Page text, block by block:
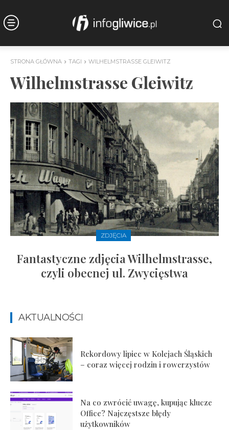
STRONA GŁÓWNA TAGI WILHELMSTRASSE GLEIWITZ
Wilhelmstrasse Gleiwitz
ZDJĘCIA
Fantastyczne zdjęcia Wilhelmstrasse,
czyli obecnej ul. Zwycięstwa
AKTUALNOŚCI
Rekordowy lipiec w Kolejach Śląskich
– coraz więcej rodzin i rowerzystów
Na co zwrócić uwagę, kupując klucze
Office? Najczęstsze błędy
użytkowników